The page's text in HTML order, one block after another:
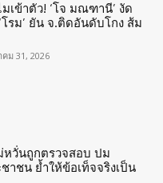
เข้าตัว! ‘โจ มณฑานี’ งัด
โรม’ ยัน จ.ติดอันดับโกง ส้ม
ม 31, 2026
หวั่นถูกตรวจสอบ ปม
าชน ย้ำให้ข้อเท็จจริงเป็น